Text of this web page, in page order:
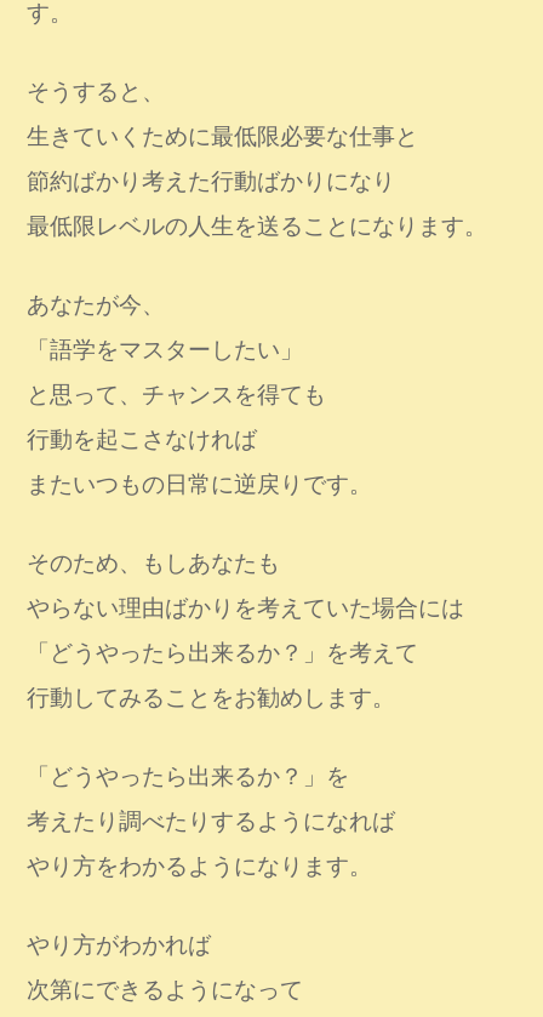
す。
そうすると、
生きていくために最低限必要な仕事と
節約ばかり考えた行動ばかりになり
最低限レベルの人生を送ることになります。
あなたが今、
「語学をマスターしたい」
と思って、チャンスを得ても
行動を起こさなければ
またいつもの日常に逆戻りです。
そのため、もしあなたも
やらない理由ばかりを考えていた場合には
「どうやったら出来るか？」を考えて
行動してみることをお勧めします。
「どうやったら出来るか？」を
考えたり調べたりするようになれば
やり方をわかるようになります。
やり方がわかれば
次第にできるようになって